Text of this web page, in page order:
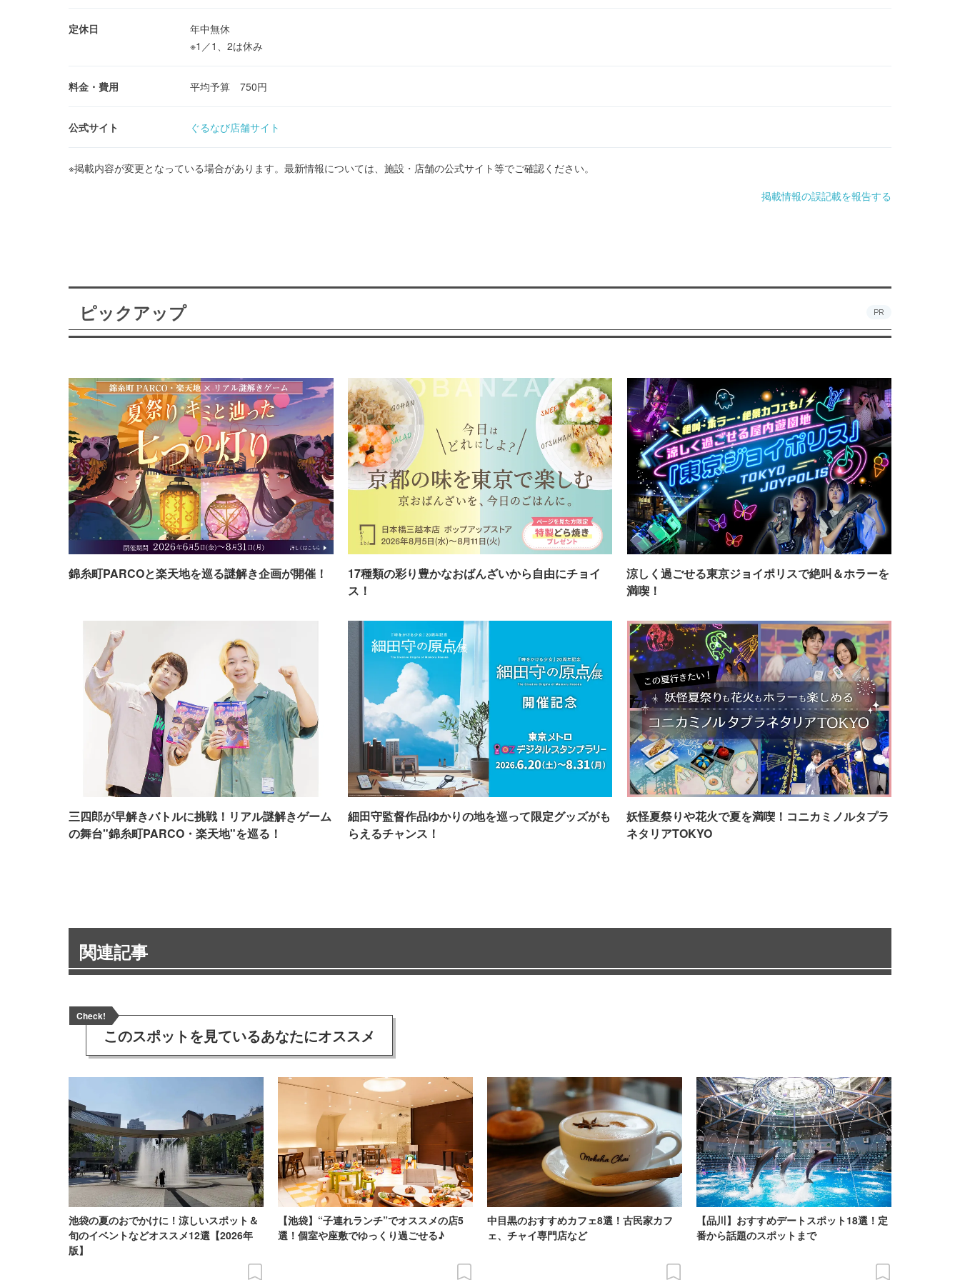
定休日
年中無休
※1／1、2は休み
料金・費用 平均予算 750円
公式サイト ぐるなび店舗サイト
※掲載内容が変更となっている場合があります。最新情報については、施設・店舗の公式サイト等でご確認ください。
掲載情報の誤記載を報告する
ピックアップ PR
錦糸町PARCOと楽天地を巡る謎解き企画が開催！
17種類の彩り豊かなおばんざいから自由にチョイ
ス！
涼しく過ごせる東京ジョイポリスで絶叫＆ホラーを
満喫！
三四郎が早解きバトルに挑戦！リアル謎解きゲーム
の舞台"錦糸町PARCO・楽天地"を巡る！
細田守監督作品ゆかりの地を巡って限定グッズがも
らえるチャンス！
妖怪夏祭りや花火で夏を満喫！コニカミノルタプラ
ネタリアTOKYO
関連記事
Check!
このスポットを見ているあなたにオススメ
池袋の夏のおでかけに！涼しいスポット＆
旬のイベントなどオススメ12選【2026年
版】
【池袋】“子連れランチ”でオススメの店5
選！個室や座敷でゆっくり過ごせる♪
中目黒のおすすめカフェ8選！古民家カフ
ェ、チャイ専門店など
【品川】おすすめデートスポット18選！定
番から話題のスポットまで